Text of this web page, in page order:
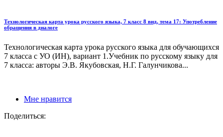
Технологическая карта урока русского языка, 7 класс 8 вид, тема 17: Употребление
обращения в диалоге
Технологическая карта урока русского языка для обучающихся
7 класса с УО (ИН), вариант 1.Учебник по русскому языку для
7 класса: авторы Э.В. Якубовская, Н.Г. Галунчикова...
Мне нравится
Поделиться: